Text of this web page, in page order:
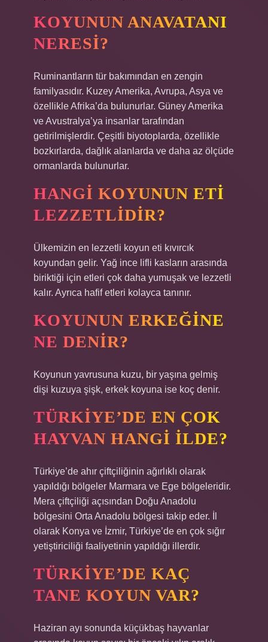
KOYUNUN ANAVATANI
NERESI?
Ruminantların tür bakımından en zengin
familyasıdır. Kuzey Amerika, Avrupa, Asya ve
özellikle Afrika’da bulunurlar. Güney Amerika
ve Avustralya’ya insanlar tarafından
getirilmişlerdir. Çeşitli biyotoplarda, özellikle
bozkırlarda, dağlık alanlarda ve daha az ölçüde
ormanlarda bulunurlar.
HANGI KOYUNUN ETI
LEZZETLIDIR?
Ülkemizin en lezzetli koyun eti kıvırcık
koyundan gelir. Yağ ince lifli kasların arasında
biriktiği için etleri çok daha yumuşak ve lezzetli
kalır. Ayrıca hafif etleri kolayca tanınır.
KOYUNUN ERKEĞINE
NE DENIR?
Koyunun yavrusuna kuzu, bir yaşına gelmiş
dişi kuzuya şişk, erkek koyuna ise koç denir.
TÜRKIYE’DE EN ÇOK
HAYVAN HANGI ILDE?
Türkiye’de ahır çiftçiliğinin ağırlıklı olarak
yapıldığı bölgeler Marmara ve Ege bölgeleridir.
Mera çiftçiliği açısından Doğu Anadolu
bölgesini Orta Anadolu bölgesi takip eder. İl
olarak Konya ve İzmir, Türkiye’de en çok sığır
yetiştiriciliği faaliyetinin yapıldığı illerdir.
TÜRKIYE’DE KAÇ
TANE KOYUN VAR?
Haziran ayı sonunda küçükbaş hayvanlar